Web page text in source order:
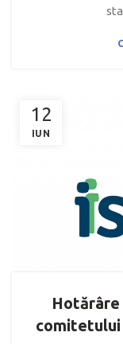
12
IUN
comitetului